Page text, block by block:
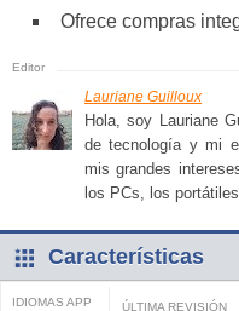
Ofrece compras
Lauriane Guilloux
Hola, soy Lauriane
de tecnología y mi
mis grandes
los PCs, los
Características
IDIOMAS APP ÚLTIMA REVISIÓN